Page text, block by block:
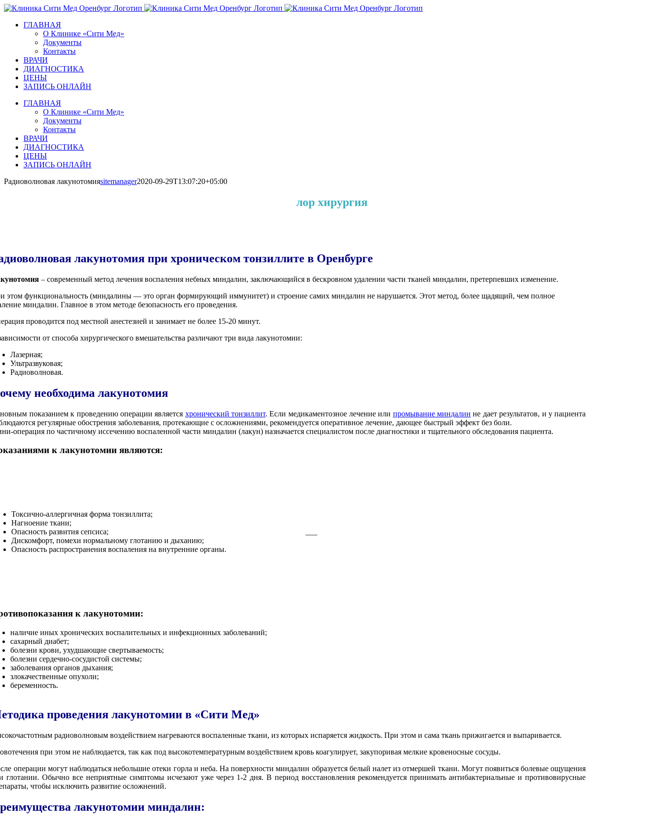
Skip
contentГЛАВНАЯ
О Клинике «Сити Мед»
Документы
Контакты
ВРАЧИ
ДИАГНОСТИКА
ЦЕНЫ
ЗАПИСЬ ОНЛАЙН
ГЛАВНАЯ
О Клинике «Сити Мед»
Документы
Контакты
ВРАЧИ
ДИАГНОСТИКА
ЦЕНЫ
ЗАПИСЬ ОНЛАЙН
Радиоволновая лакунотомияsitemanager2020-09-29T13:07:20+05:00
лор хирургия
лакунотомия при хроническом тонзиллите в Оренбурге
– современный метод лечения воспаления небных миндалин, заключающийся в бескровном удалении части тканей миндалин, претерпевших изменение.
этом функциональность (миндалины — это орган формирующий иммунитет) и строение самих миндалин не нарушается. Этот метод, более щадящий, чем полное
миндалин. Главное в этом методе безопасность его проведения.
проводится под местной анестезией и занимает не более 15-20 минут.
от способа хирургического вмешательства различают три вида лакунотомии:
Лазерная;
Ультразвуковая;
Радиоволновая.
необходима лакунотомия
показанием к проведению операции является хронический тонзиллит. Если медикаментозное лечение или промывание миндалин не дает результатов, и у пациента
регулярные обострения заболевания, протекающие с осложнениями, рекомендуется оперативное лечение, дающее быстрый эффект без боли.
операция по частичному иссечению воспаленной части миндалин (лакун) назначается специалистом после диагностики и тщательного обследования пациента.
к лакунотомии являются:
Токсично-аллергичная форма тонзиллита;
Нагноение ткани;
Опасность развития сепсиса;
Дискомфорт, помехи нормальному глотанию и дыханию;
Опасность распространения воспаления на внутренние органы.
к лакунотомии:
наличие иных хронических воспалительных и инфекционных заболеваний;
сахарный диабет;
болезни крови, ухудшающие свертываемость;
болезни сердечно-сосудистой системы;
заболевания органов дыхания;
злокачественные опухоли;
беременность.
проведения лакунотомии в «Сити Мед»
радиоволновым воздействием нагреваются воспаленные ткани, из которых испаряется жидкость.При этом и сама ткань прижигается и выпаривается.
при этом не наблюдается, так как под высокотемпературным воздействием кровь коагулирует, закупоривая мелкие кровеносные сосуды.
операции могут наблюдаться небольшие отеки горла и неба. На поверхности миндалин образуется белый налет из отмершей ткани. Могут появиться болевые ощущения
глотании. Обычно все неприятные симптомы исчезают уже через 1-2 дня. В период восстановления рекомендуется принимать антибактериальные и противовирусные
чтобы исключить развитие осложнений.
лакунотомии миндалин: